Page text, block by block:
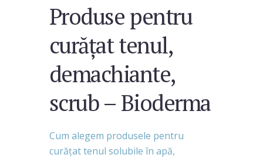
Produse pentru
curățat tenul,
demachiante,
scrub – Bioderma
Cum alegem produsele pentru
curățat tenul solubile în apă,